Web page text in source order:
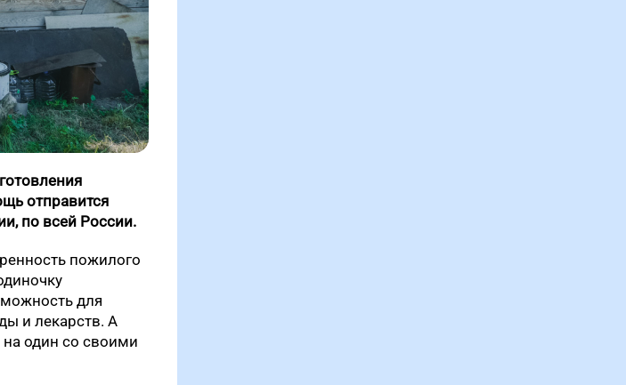
отправится
по всей России.
пожилого
для
и лекарств. А
на один со своими